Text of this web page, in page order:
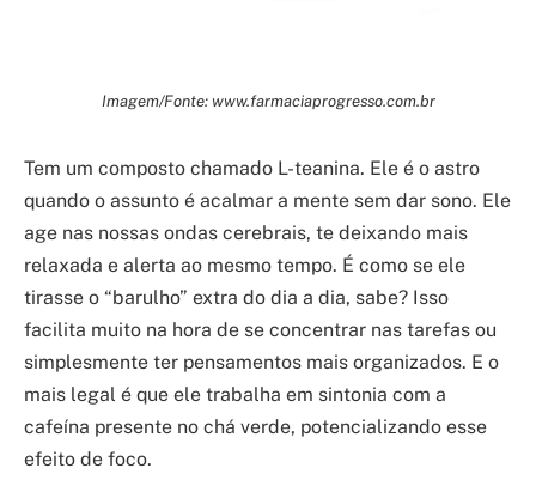
Imagem/Fonte: www.farmaciaprogresso.com.br
Tem um composto chamado L-teanina. Ele é o astro
quando o assunto é acalmar a mente sem dar sono. Ele
age nas nossas ondas cerebrais, te deixando mais
relaxada e alerta ao mesmo tempo. É como se ele
tirasse o “barulho” extra do dia a dia, sabe? Isso
facilita muito na hora de se concentrar nas tarefas ou
simplesmente ter pensamentos mais organizados. E o
mais legal é que ele trabalha em sintonia com a
cafeína presente no chá verde, potencializando esse
efeito de foco.